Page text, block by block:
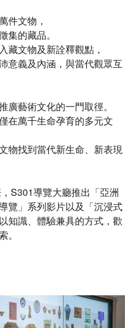
件文物，
集的藏品。
藏文物及新詮釋觀點，
意義及內涵，與當代觀眾互
廣藝術文化的一門取徑。
在萬千生命孕育的多元文
物找到當代新生命、新表現
S301導覽大廳推出「亞洲
覽」系列影片以及「沉浸式
知識、體驗兼具的方式，歡